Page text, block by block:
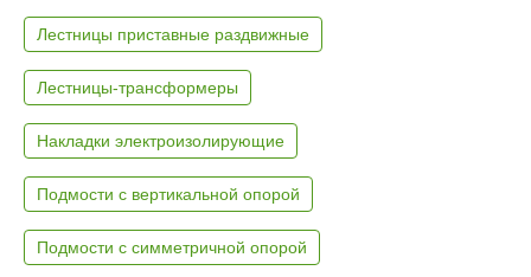
Лестницы приставные раздвижные
Лестницы-трансформеры
Накладки электроизолирующие
Подмости с вертикальной опорой
Подмости с симметричной опорой